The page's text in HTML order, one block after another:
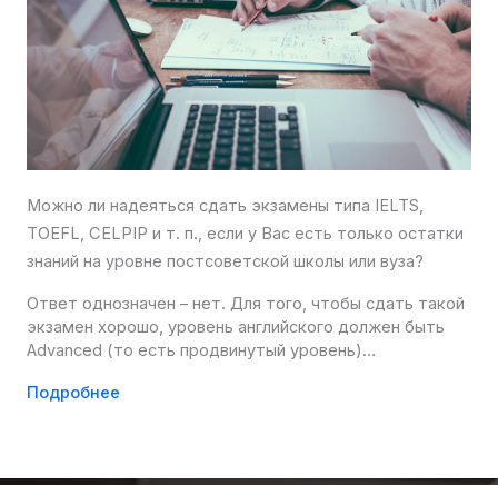
Можно ли надеяться сдать экзамены типа IELTS,
TOEFL, CELPIP и т. п., если у Вас есть только остатки
знаний на уровне постсоветской школы или вуза?
Ответ однозначен – нет. Для того, чтобы сдать такой
экзамен хорошо, уровень английского должен быть
Advanced (то есть продвинутый уровень)…
Подробнее